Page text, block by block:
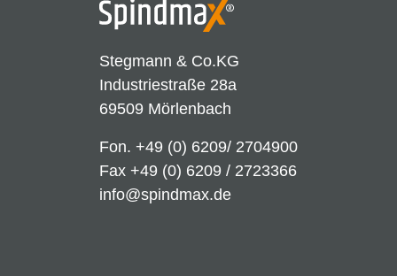
Stegmann & Co.KG
Industriestraße 28a
69509 Mörlenbach
Fon. +49 (0) 6209/ 2704900
Fax +49 (0) 6209 / 2723366
info@spindmax.de